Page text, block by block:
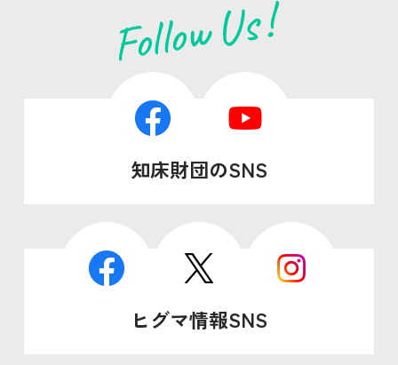
知床財団のSNS
ヒグマ情報SNS